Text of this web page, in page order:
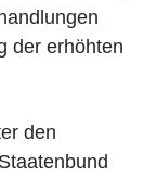
der erhöhten
den